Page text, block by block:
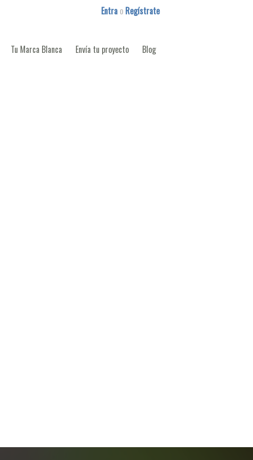
Entra o Regístrate
Tu Marca Blanca Envía tu proyecto Blog